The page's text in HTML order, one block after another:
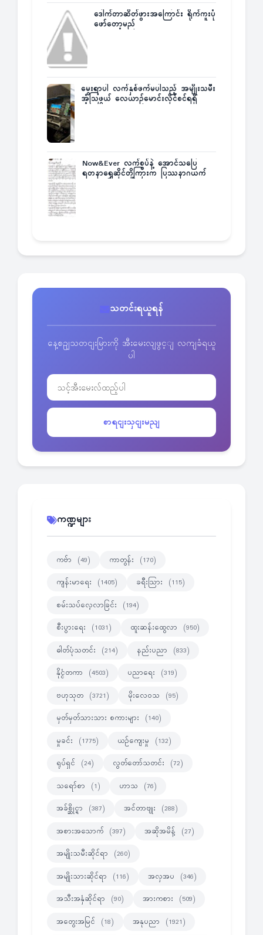
ဒေါက်တာဆိတ်ဖွားအကြောင်း ရိုက်ကူးပုံ
ဖော်တော့မည်
မွေးရာပါ လက်နှစ်ဖက်မပါသည့် အမျိုးသမီး
အံ့သြဖွယ် လေယာဉ်မောင်းလိုင်စင်ရရှိ
Now&Ever လက်စွပ်နဲ့ အောင်သပြေ
ရတနာရွှေဆိုင်တို့ကြားက ပြဿနာဂယက်
သတင်းရယူရန်
နေ့စဥျသတငျးမြားကို အီးမေးလျဖွင့ျ လကျခံရယူ
ပါ
စာရငျးသှငျးမညျ
ကဏ္ဍများ
ကဗ်ာ (49) ကာတွန်း (170)
ကျန်းမာရေး (1405) ခရီးသြား (115)
စမ်းသပ်လေ့လာခြင်း (194)
စီးပွားရေး (1031) ထူးဆန်းထွေလာ (950)
ဓါတ်ပုံသတင်း (214) နည်းပညာ (833)
နိုင္ငံတကာ (4503) ပညာရေး (319)
ဗဟုသုတ (3721) မိုးလေဝသ (95)
မှတ်မှတ်သားသား စကားများ (140)
မှုခင်း (1775) ယဉ်ကျေးမှု (132)
ရုပ်ရှင် (24) လွတ်တော်သတင်း (72)
သရော်စာ (1) ဟာသ (76)
အခ်စ္ဆိုင္ရာ (387) အင်တာဗျုး (288)
အစားအသောက် (397) အဆိုအမိန့် (27)
အမျိုးသမီးဆိုင်ရာ (260)
အမျိုးသားဆိုင်ရာ (116) အလှအပ (346)
အသီးအနှံဆိုင်ရာ (90) အားကစား (509)
အတွေးအမြင် (18) အနုပညာ (1921)